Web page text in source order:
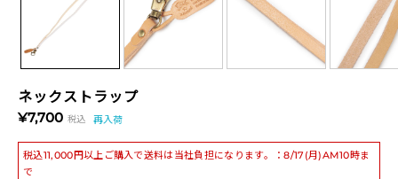
ネックストラップ
¥7,700 税込 再入荷
税込11,000円以上ご購入で送料は当社負担になります。：8/17(月)AM10時ま
で